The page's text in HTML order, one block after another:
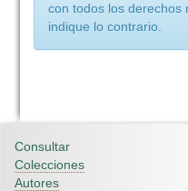
con todos los derechos
indique lo contrario.
Consultar
Colecciones
Autores